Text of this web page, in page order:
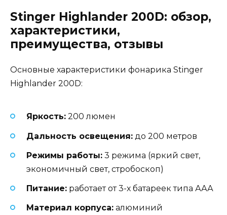
Stinger Highlander 200D: обзор,
характеристики,
преимущества, отзывы
Основные характеристики фонарика Stinger
Highlander 200D:
Яркость: 200 люмен
Дальность освещения: до 200 метров
Режимы работы: 3 режима (яркий свет,
экономичный свет, стробоскоп)
Питание: работает от 3-х батареек типа ААА
Материал корпуса: алюминий